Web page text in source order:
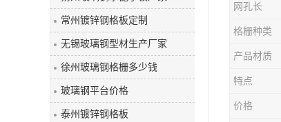
玻璃钢盖板
常州镀锌钢格板定制
无锡玻璃钢型材生产厂家
徐州玻璃钢格栅多少钱
玻璃钢平台价格
泰州镀锌钢格板
网孔长
格栅种类
产品材质
特点
价格